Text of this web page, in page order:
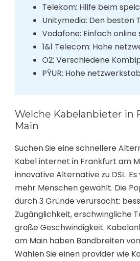
Telekom: Hilfe beim
Unitymedia: Den besten
Vodafone: Einfach online
1&1 Telecom: Hohe
O2: Verschiedene
PŸUR: Hohe
Welche Kabelanbieter in
Main
Suchen Sie eine schnellere
Kabel internet in Frankfurt am
innovative Alternative zu DSL.
mehr Menschen gewählt. Die
durch 3 Gründe verursacht:
Zugänglichkeit, erschwingliche
große Geschwindigkeit.
am Main haben Bandbreiten
Wählen Sie einen provider wie